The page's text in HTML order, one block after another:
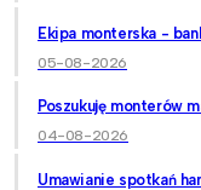
Ekipa monterska -
05-08-2026
Poszukuję monterów
04-08-2026
Umawianie spotkań